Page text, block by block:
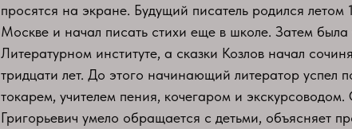
просятся на экране. Будущий писатель родился летом
Москве и начал писать стихи еще в школе. Затем была
Литературном институте, а сказки Козлов начал
тридцати лет. До этого начинающий литератор успел
токарем, учителем пения, кочегаром и экскурсоводом.
Григорьевич умело обращается с детьми, объясняет